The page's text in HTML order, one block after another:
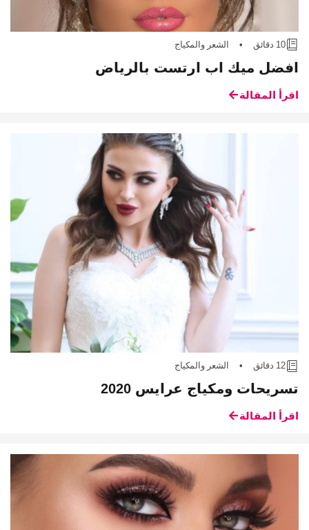
10 دقائق • الشعر والمكياج
افضل ميك اب ارتست بالرياض
اقرأ المقالة
12 دقائق • الشعر والمكياج
تسريحات ومكياج عرايس 2020
اقرأ المقالة